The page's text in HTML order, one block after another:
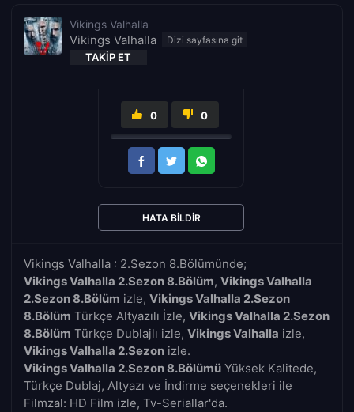
Vikings Valhalla
Vikings Valhalla
TAKIP ET
Vikings Valhalla : 2.Sezon 8.Bölümünde;
Vikings Valhalla 2.Sezon 8.Bölüm, Vikings Valhalla
2.Sezon 8.Bölüm izle, Vikings Valhalla 2.Sezon
8.Bölüm Türkçe Altyazılı İzle, Vikings Valhalla 2.Sezon
8.Bölüm Türkçe Dublajlı izle, Vikings Valhalla izle,
Vikings Valhalla 2.Sezon izle.
Vikings Valhalla 2.Sezon 8.Bölümü Yüksek Kalitede,
Türkçe Dublaj, Altyazı ve İndirme seçenekleri ile
Filmzal: HD Film izle, Tv-Seriallar'da.
0 0
HATA BILDIR